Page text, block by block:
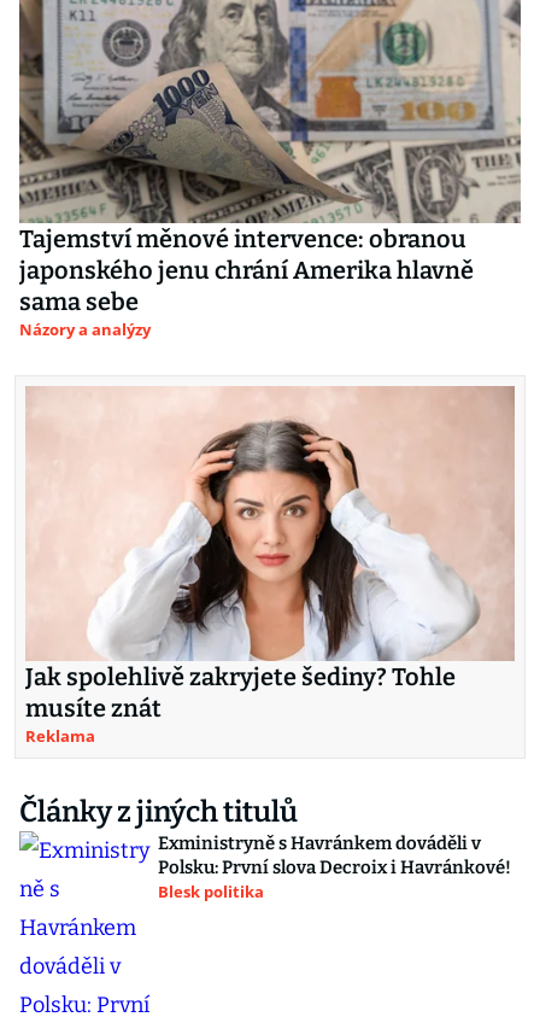
Tajemství měnové intervence: obranou
japonského jenu chrání Amerika hlavně
sama sebe
Názory a analýzy
Jak spolehlivě zakryjete šediny? Tohle
musíte znát
Reklama
Články z jiných titulů
Exministryně s Havránkem dováděli v
Polsku: První slova Decroix i Havránkové!
Blesk politika